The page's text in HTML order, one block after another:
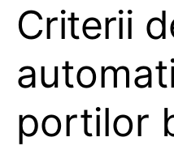
Criterii
portilor